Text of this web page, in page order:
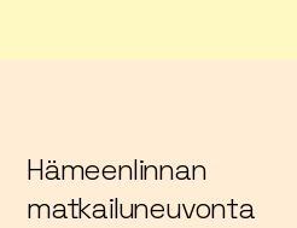
Hämeenlinnan
matkailuneuvonta